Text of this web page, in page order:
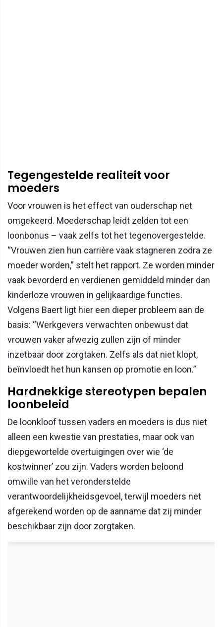
Tegengestelde realiteit voor
moeders
Voor vrouwen is het effect van ouderschap net
omgekeerd. Moederschap leidt zelden tot een
loonbonus – vaak zelfs tot het tegenovergestelde.
“Vrouwen zien hun carrière vaak stagneren zodra ze
moeder worden,” stelt het rapport. Ze worden minder
vaak bevorderd en verdienen gemiddeld minder dan
kinderloze vrouwen in gelijkaardige functies.
Volgens Baert ligt hier een dieper probleem aan de
basis: “Werkgevers verwachten onbewust dat
vrouwen vaker afwezig zullen zijn of minder
inzetbaar door zorgtaken. Zelfs als dat niet klopt,
beïnvloedt het hun kansen op promotie en loon.”
Hardnekkige stereotypen bepalen
loonbeleid
De loonkloof tussen vaders en moeders is dus niet
alleen een kwestie van prestaties, maar ook van
diepgewortelde overtuigingen over wie ‘de
kostwinner’ zou zijn. Vaders worden beloond
omwille van het veronderstelde
verantwoordelijkheidsgevoel, terwijl moeders net
afgerekend worden op de aanname dat zij minder
beschikbaar zijn door zorgtaken.